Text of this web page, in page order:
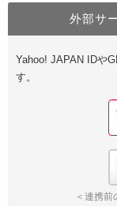
外部サ
Yahoo! JAPAN IDや
す。
＜連携前